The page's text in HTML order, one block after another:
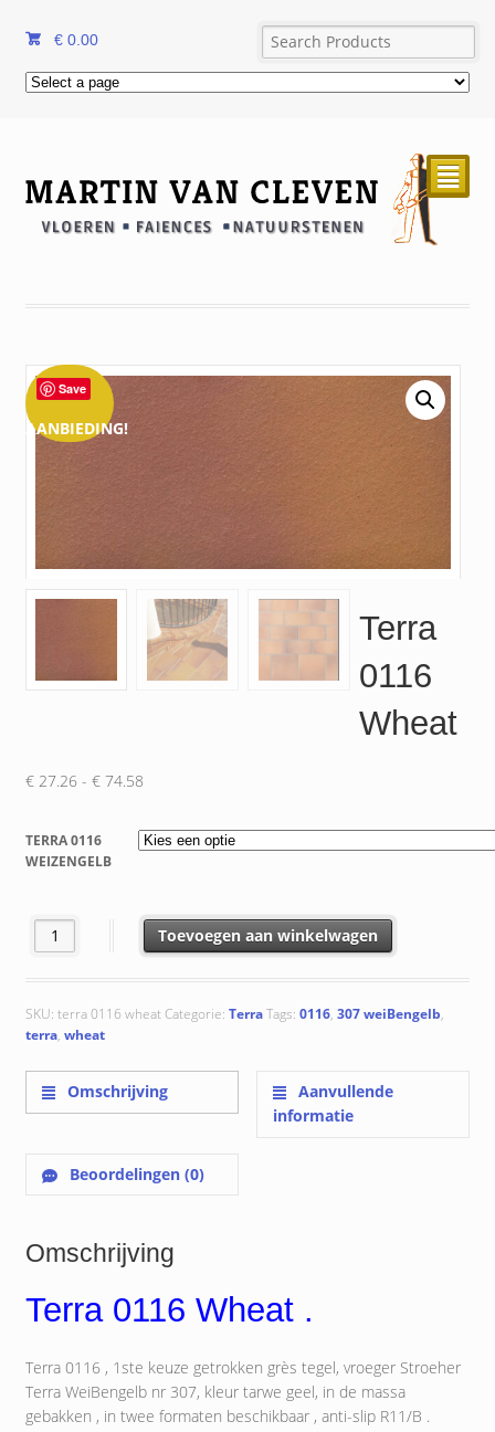
€ 0.00
²
AANBIEDING!
Save
Terra
0116
Wheat
€27.26 - €74.58Prijsklasse:
tot
€ 74.58
TERRA 0116
WEIZENGELB
Terra 0116 Wheat aantalToevoegen aan winkelwagen
SKU: terra 0116 wheatCategorie: TerraTags: 0116, 307 weiBengelb,
terra, wheat
Omschrijving
Aanvullende
informatie
Beoordelingen (0)
Omschrijving
Terra 0116 Wheat .
Terra 0116 , 1ste keuze getrokken grès tegel, vroeger Stroeher
Terra WeiBengelb nr 307, kleur tarwe geel, in de massa
gebakken , in twee formaten beschikbaar , anti-slip R11/B .